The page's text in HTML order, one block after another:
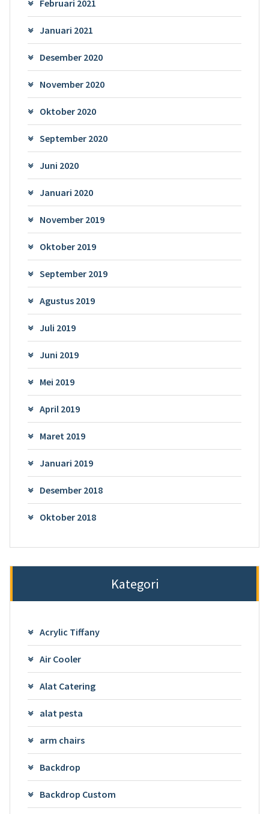
Februari 2021
Januari 2021
Desember 2020
November 2020
Oktober 2020
September 2020
Juni 2020
Januari 2020
November 2019
Oktober 2019
September 2019
Agustus 2019
Juli 2019
Juni 2019
Mei 2019
April 2019
Maret 2019
Januari 2019
Desember 2018
Oktober 2018
Kategori
Acrylic Tiffany
Air Cooler
Alat Catering
alat pesta
arm chairs
Backdrop
Backdrop Custom